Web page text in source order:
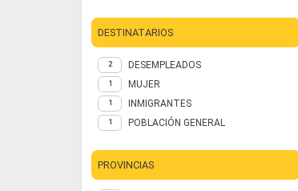
DESTINATARIOS
2 DESEMPLEADOS
1 MUJER
1 INMIGRANTES
1 POBLACIÓN GENERAL
PROVINCIAS